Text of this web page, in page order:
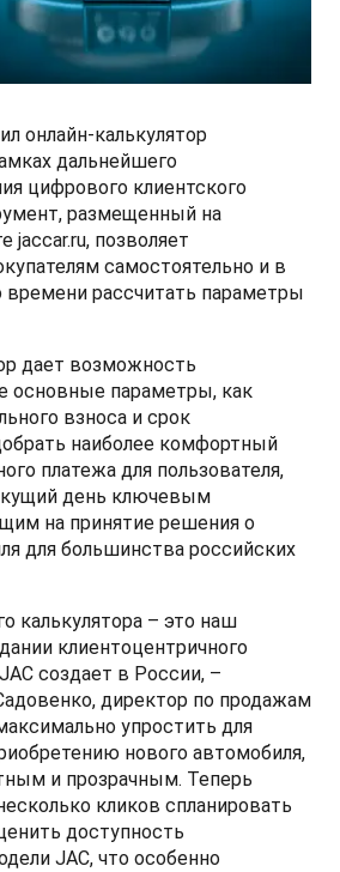
JS6 Кроссовер
от 1 949 000 ₽*
J7 Лифтбек
от 1 749 000 ₽*
от 2 504 000 ₽*
JAC T8 PRO Пикап
от 2 759 000 ₽*
T9 Пикап
от 3 619 000 ₽*
RF8 Минивэн
от 4 774 000 ₽*
помощи на дорогах
и гарантия
онлайн-калькулятор
дальнейшего
цифрового клиентского
размещенный на
jaccar.ru, позволяет
самостоятельно и в
рассчитать параметры
дает возможность
основные параметры, как
взноса и срок
наиболее комфортный
платежа для пользователя,
день ключевым
на принятие решения о
для большинства российских
калькулятора – это наш
клиентоцентричного
создает в России, –
директор по продажам
упростить для
нового автомобиля,
и прозрачным. Теперь
кликов спланировать
доступность
JAC, что особенно